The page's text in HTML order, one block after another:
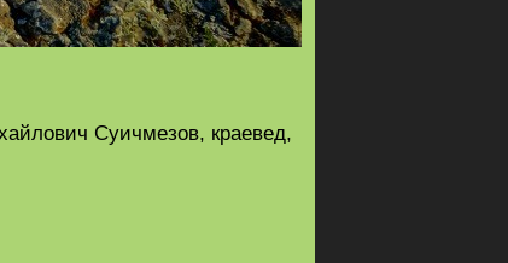
Суичмезов, краевед,